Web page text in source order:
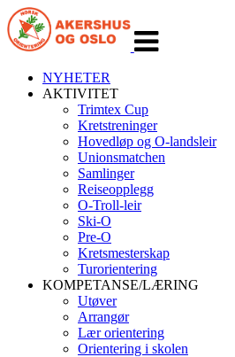
navigasjon
NYHETER
AKTIVITET
Trimtex Cup
Kretstreninger
Hovedløp og O-landsleir
Unionsmatchen
Samlinger
Reiseopplegg
O-Troll-leir
Ski-O
Pre-O
Kretsmesterskap
Turorientering
KOMPETANSE/LÆRING
Utøver
Arrangør
Lær orientering
Orientering i skolen